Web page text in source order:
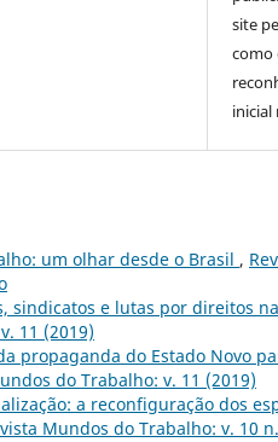
site
como
inicial
um olhar desde o Brasil ,
sindicatos e lutas por direitos
11 (2019)
propaganda do Estado Novo
do Trabalho: v. 11 (2019)
a reconfiguração dos
Mundos do Trabalho: v. 10